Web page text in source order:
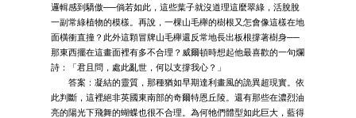
邏輯感到驕傲──倘若如此，這些葉子就沒道理這麼翠綠，活脫脫
一副常綠植物的模樣。再說，一棵山毛櫸的樹根又怎會像這樣在地
面橫衝直撞？此外這顆冒牌山毛櫸還反常地長出板根撐著樹身──
那東西擺在這畫面裡有多不合理？威爾頓時想起他最喜歡的一句爛
詩：「君且問，處此亂世，何以支撐我心？」
答案：凝結的靈質，那種猶如早期達利畫風的詭異超現實。依
此判斷，這裡絕非英國東南部的奇爾特恩丘陵。還有那些在濃烈油
亮的陽光下飛舞的蝴蝶也很不合理。為何牠們體型如此巨大，藍得